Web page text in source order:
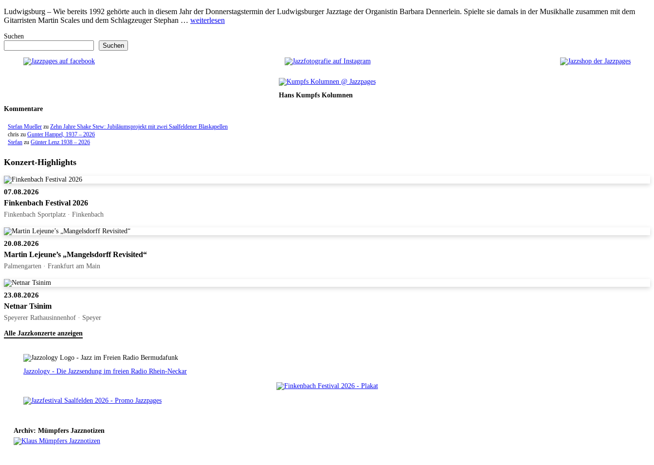
Ludwigsburg – Wie bereits 1992 gehörte auch in diesem Jahr der Donnerstagstermin der Ludwigsburger Jazztage der Organistin Barbara Dennerlein. Spielte sie damals in der Musikhalle zusammen mit dem
Gitarristen Martin Scales und dem Schlagzeuger Stephan … weiterlesen
Suchen
Suchen
Hans Kumpfs Kolumnen
Kommentare
Stefan Mueller zu Zehn Jahre Shake Stew: Jubiläumsprojekt mit zwei Saalfeldener Blaskapellen
chris zu Gunter Hampel, 1937 – 2026
Stefan zu Günter Lenz 1938 – 2026
Konzert-Highlights
07.08.2026
Finkenbach Festival 2026
Finkenbach Sportplatz · Finkenbach
20.08.2026
Martin Lejeune’s „Mangelsdorff Revisited“
Palmengarten · Frankfurt am Main
23.08.2026
Netnar Tsinim
Speyerer Rathausinnenhof · Speyer
Alle Jazzkonzerte anzeigen
Jazzology - Die Jazzsendung im freien Radio Rhein-Neckar
Archiv: Mümpfers Jazznotizen